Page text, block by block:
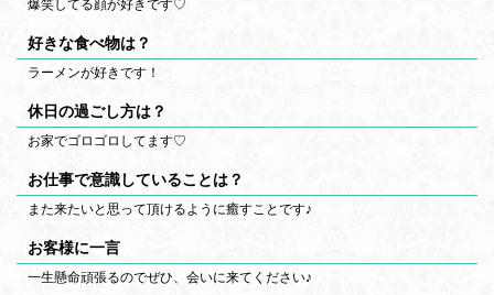
爆笑してる顔が好きです♡
好きな食べ物は？
ラーメンが好きです！
休日の過ごし方は？
お家でゴロゴロしてます♡
お仕事で意識していることは？
また来たいと思って頂けるように癒すことです♪
お客様に一言
一生懸命頑張るのでぜひ、会いに来てください♪